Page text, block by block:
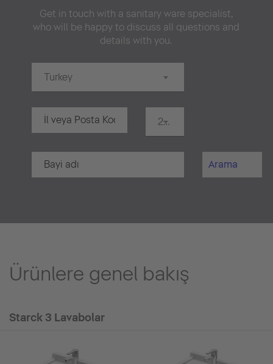
Get in touch with a sanitary ware specialist,
who will be happy to discuss all questions and
details with you.
Turkey
20 km
Arama
Ürünlere genel bakış
Starck 3 Lavabolar